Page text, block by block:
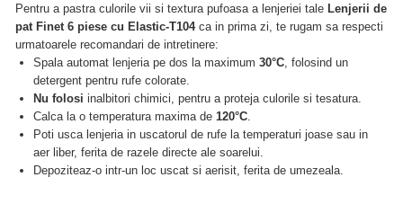
Pentru a pastra culorile vii si textura pufoasa a lenjeriei taleLenjerii de
pat Finet 6 piese cu Elastic-T104ca in prima zi, te rugam sa respecti
urmatoarele recomandari de intretinere:
Spala automat lenjeria pe dos la maximum30°C , folosind un
detergent pentru rufe colorate.
Nu folosi inalbitori chimici, pentru a proteja culorile si tesatura.
Calca la o temperatura maxima de 120°C
Poti usca lenjeria in uscatorul de rufe la temperaturi joase sau in
aer liber, ferita de razele directe ale soarelui.
Depoziteaz-o intr-un loc uscat si aerisit, ferita de umezeala.